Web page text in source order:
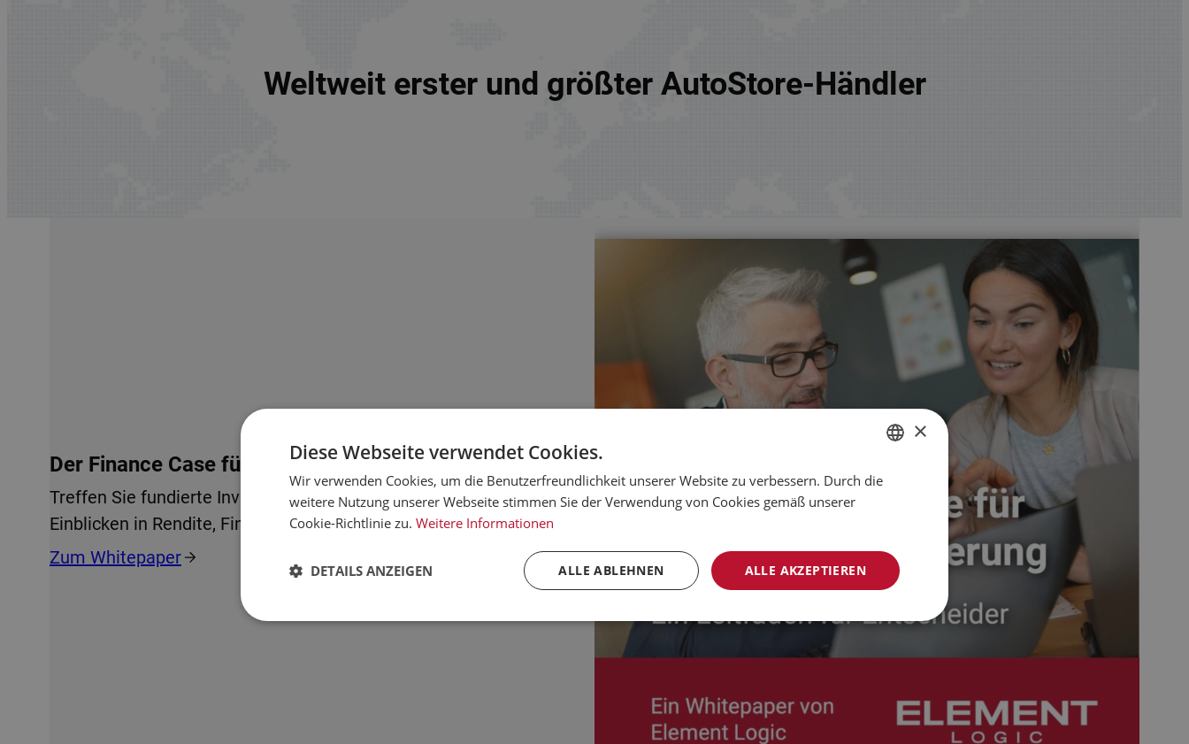
Weltweit erster und größter AutoStore-Händler
Der Finance Case für Lagerautomatisierung
Treffen Sie fundierte Investitionsentscheidungen – mit klaren
Einblicken in Rendite, Finanzierung und Risiken.
Zum Whitepaper
ENGLISH
GERMAN
DANISH
×
Diese Webseite verwendet Cookies.
Wir verwenden Cookies, um die Benutzerfreundlichkeit unserer Website zu verbessern. Durch die
weitere Nutzung unserer Webseite stimmen Sie der Verwendung von Cookies gemäß unserer
Cookie-Richtlinie zu. Weitere Informationen
ALLE AKZEPTIEREN
ALLE ABLEHNEN
DETAILS ANZEIGEN